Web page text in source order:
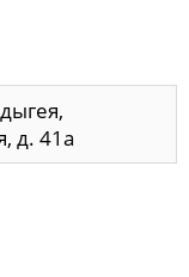
д. 41а